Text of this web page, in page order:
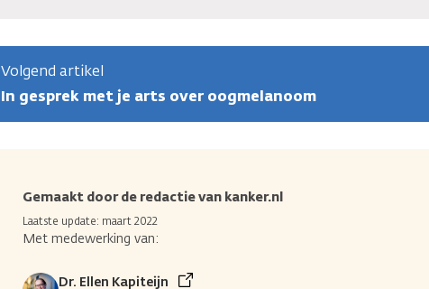
Volgend artikel
In gesprek met je arts over oogmelanoom
Gemaakt door de redactie van kanker.nl
Laatste update: maart 2022
Met medewerking van:
Dr. Ellen Kapiteijn